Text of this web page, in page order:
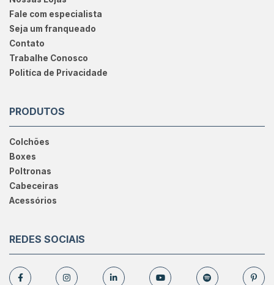
Fale com especialista
Seja um franqueado
Contato
Trabalhe Conosco
Politíca de Privacidade
PRODUTOS
Colchões
Boxes
Poltronas
Cabeceiras
Acessórios
REDES SOCIAIS